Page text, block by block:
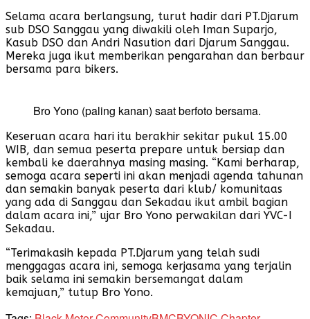
Selama acara berlangsung, turut hadir dari PT.Djarum
sub DSO Sanggau yang diwakili oleh Iman Suparjo,
Kasub DSO dan Andri Nasution dari Djarum Sanggau.
Mereka juga ikut memberikan pengarahan dan berbaur
bersama para bikers.
Bro Yono (paling kanan) saat berfoto bersama.
Keseruan acara hari itu berakhir sekitar pukul 15.00
WIB, dan semua peserta prepare untuk bersiap dan
kembali ke daerahnya masing masing. “Kami berharap,
semoga acara seperti ini akan menjadi agenda tahunan
dan semakin banyak peserta dari klub/ komunitaas
yang ada di Sanggau dan Sekadau ikut ambil bagian
dalam acara ini,” ujar Bro Yono perwakilan dari YVC-I
Sekadau.
“Terimakasih kepada PT.Djarum yang telah sudi
menggagas acara ini, semoga kerjasama yang terjalin
baik selama ini semakin bersemangat dalam
kemajuan,” tutup Bro Yono.